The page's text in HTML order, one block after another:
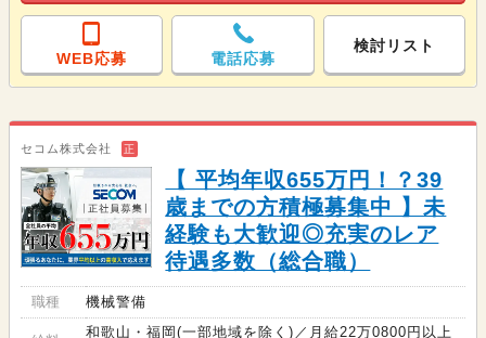
WEB応募 電話応募
検討リスト
セコム株式会社 正
【 平均年収655万円！？39
歳までの方積極募集中 】未
経験も大歓迎◎充実のレア
待遇多数（総合職）
職種 機械警備
和歌山・福岡(一部地域を除く)／月給22万0800円以上